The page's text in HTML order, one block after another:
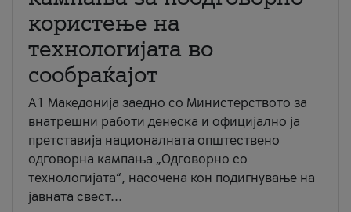
користење на
технологијата во
сообраќајот
A1 Македонија заедно со Министерството за
внатрешни работи денеска и официјално ја
претставија националната општествено
одговорна кампања „Одговорно со
технологијата“, насочена кон подигнување на
јавната свест...